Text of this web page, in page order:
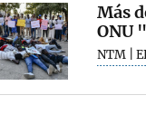
Más
ONU
NTM |